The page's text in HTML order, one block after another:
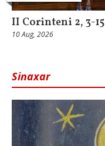
II Corinteni 2, 3-15
10 Aug, 2026
Sinaxar